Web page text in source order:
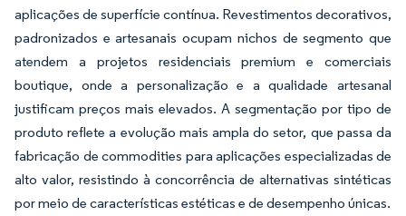
aplicações de superfície contínua. Revestimentos decorativos,
padronizados e artesanais ocupam nichos de segmento que
atendem a projetos residenciais premium e comerciais
boutique, onde a personalização e a qualidade artesanal
justificam preços mais elevados. A segmentação por tipo de
produto reflete a evolução mais ampla do setor, que passa da
fabricação de commodities para aplicações especializadas de
alto valor, resistindo à concorrência de alternativas sintéticas
por meio de características estéticas e de desempenho únicas.